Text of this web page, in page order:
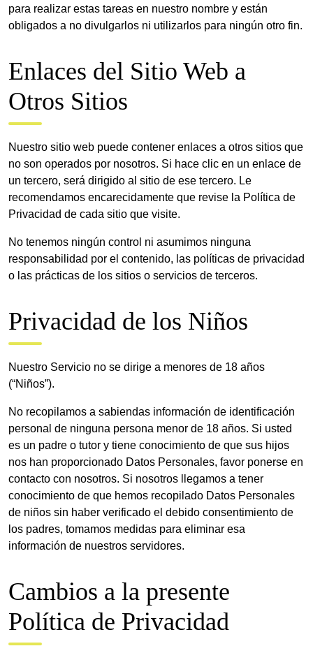
para realizar estas tareas en nuestro nombre y están
obligados a no divulgarlos ni utilizarlos para ningún otro fin.
Enlaces del Sitio Web a
Otros Sitios
Nuestro sitio web puede contener enlaces a otros sitios que
no son operados por nosotros. Si hace clic en un enlace de
un tercero, será dirigido al sitio de ese tercero. Le
recomendamos encarecidamente que revise la Política de
Privacidad de cada sitio que visite.
No tenemos ningún control ni asumimos ninguna
responsabilidad por el contenido, las políticas de privacidad
o las prácticas de los sitios o servicios de terceros.
Privacidad de los Niños
Nuestro Servicio no se dirige a menores de 18 años
(“Niños”).
No recopilamos a sabiendas información de identificación
personal de ninguna persona menor de 18 años. Si usted
es un padre o tutor y tiene conocimiento de que sus hijos
nos han proporcionado Datos Personales, favor ponerse en
contacto con nosotros. Si nosotros llegamos a tener
conocimiento de que hemos recopilado Datos Personales
de niños sin haber verificado el debido consentimiento de
los padres, tomamos medidas para eliminar esa
información de nuestros servidores.
Cambios a la presente
Política de Privacidad